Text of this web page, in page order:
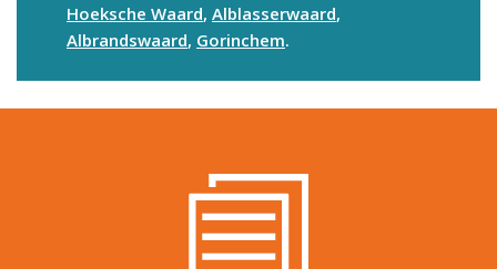
Hoeksche Waard, Alblasserwaard,
Albrandswaard, Gorinchem.